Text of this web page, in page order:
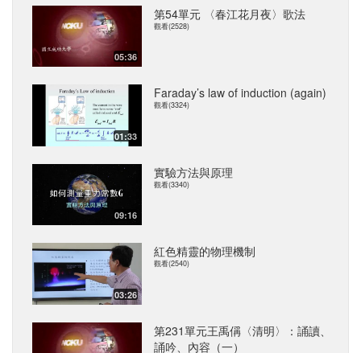
05:36
第54單元 〈春江花月夜〉歌法
觀看(2528)
01:33
Faraday’s law of induction (again)
觀看(3324)
09:16
實驗方法與原理
觀看(3340)
03:26
紅色精靈的物理機制
觀看(2540)
第231單元王禹偁〈清明〉：誦讀、
誦吟、內容（一）